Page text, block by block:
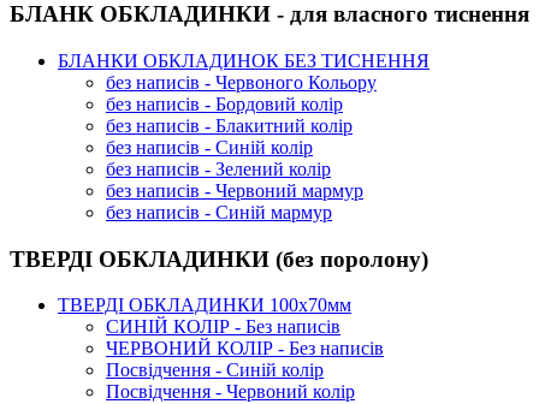
БЛАНК ОБКЛАДИНКИ - для власного тиснення
БЛАНКИ ОБКЛАДИНОК БЕЗ ТИСНЕННЯ
без написів - Червоного Кольору
без написів - Бордовий колір
без написів - Блакитний колір
без написів - Синій колір
без написів - Зелений колір
без написів - Червоний мармур
без написів - Синій мармур
ТВЕРДІ ОБКЛАДИНКИ (без поролону)
ТВЕРДІ ОБКЛАДИНКИ 100х70мм
СИНІЙ КОЛІР - Без написів
ЧЕРВОНИЙ КОЛІР - Без написів
Посвідчення - Синій колір
Посвідчення - Червоний колір